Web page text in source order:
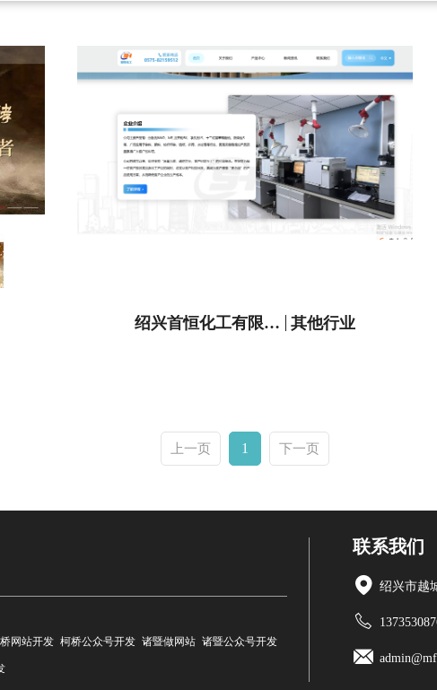
绍兴首恒化工有限公司 其他行业
上一页 1 下一页
网站开发 柯桥公众号开发 诸暨做网站 诸暨公众号开发
联系我们
绍兴市越